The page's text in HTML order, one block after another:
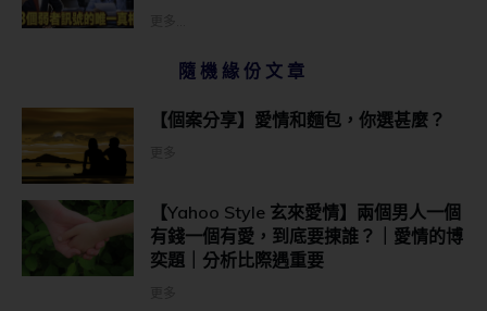
隨機緣份文章
【個案分享】愛情和麵包，你選甚麼？
【Yahoo Style 玄來愛情】兩個男人一個
有錢一個有愛，到底要㨂誰？｜愛情的博
奕題｜分析比際遇重要